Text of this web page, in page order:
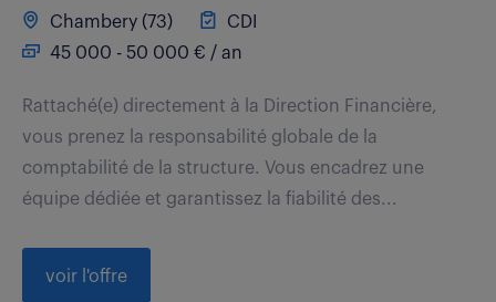
Chambery (73)
CDI
45 000 - 50 000 € / an
Rattaché(e) directement à la Direction Financière,
vous prenez la responsabilité globale de la
comptabilité de la structure. Vous encadrez une
équipe dédiée et garantissez la fiabilité des...
voir l'offre